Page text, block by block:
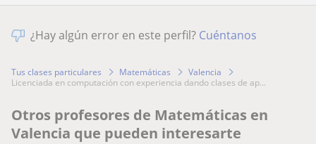
¿Hay algún error en este perfil? Cuéntanos
Tus clases particulares Matemáticas
Valencia
licenciada en computación con experiencia dando clases de ap...
Otros profesores de Matemáticas en
Valencia que pueden interesarte